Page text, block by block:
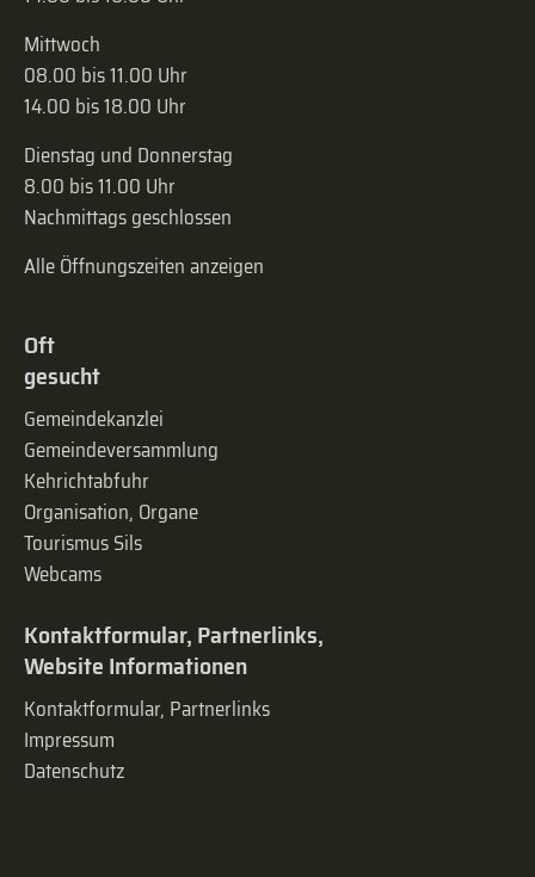
Mittwoch
08.00 bis 11.00 Uhr
14.00 bis 18.00 Uhr
Dienstag und Donnerstag
8.00 bis 11.00 Uhr
Nachmittags geschlossen
Alle Öffnungszeiten anzeigen
Oft
gesucht
Gemeindekanzlei
Gemeinde­versammlung
Kehrichtabfuhr
Organisation, Organe
Tourismus Sils
Webcams
Kontaktformular, Partnerlinks,
Website Informationen
Kontaktformular, Partnerlinks
Impressum
Datenschutz